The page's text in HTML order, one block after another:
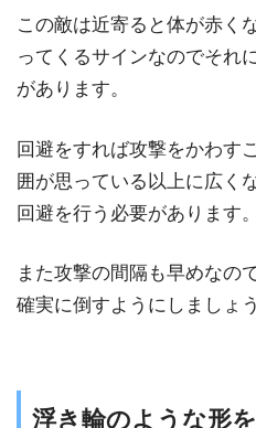
この敵は近寄ると体が赤く
ってくるサインなのでそれ
があります。
回避をすれば攻撃をかわす
囲が思っている以上に広く
回避を行う必要があります。
また攻撃の間隔も早めなの
確実に倒すようにしましょう
浮き輪のような形